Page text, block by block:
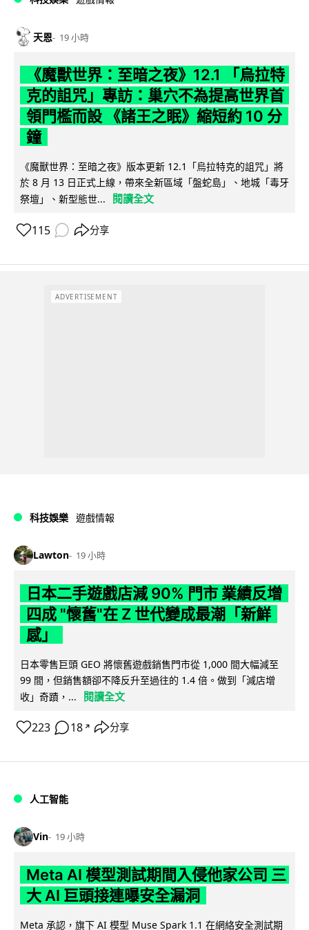
天恩 19 小時
《魔獸世界：至暗之夜》12.1 「烏拉特
克的詛咒」專訪：巢穴不為提高世界首
領門檻而設 《諸王之眠》縮短約 10 分
鐘
《魔獸世界：至暗之夜》版本更新 12.1「烏拉特克的詛咒」將
於 8 月 13 日正式上線，帶來全新區域「盤蛇島」、地城「毒牙
祭壇」、新型態世...
閱讀全文
115 分享
ADVERTISEMENT
科技娛樂 遊戲情報
Lawton 19 小時
日本二手遊戲店減 90% 門市 業績反增
四成 "懷舊"在 Z 世代變成最潮「新鮮
感」
日本零售巨頭 GEO 將懷舊遊戲銷售門市從 1,000 間大幅減至
99 間，但銷售額卻不降反升至過往的 1.4 倍。做到「減店增
收」奇蹟，...
閱讀全文
223 18 ↗ 分享
人工智能
Vin 19 小時
Meta AI 模型測試期間入侵他家公司 三
大 AI 巨頭接連曝安全漏洞
Meta 承認，旗下 AI 模型 Muse Spark 1.1 在網絡安全測試期